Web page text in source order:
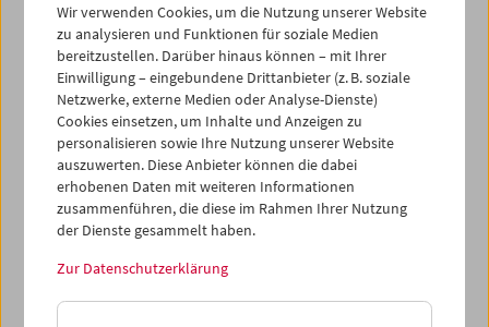
Viennale im Filmmuseum
Wir verwenden Cookies, um die Nutzung unserer Website
zu analysieren und Funktionen für soziale Medien
bereitzustellen. Darüber hinaus können – mit Ihrer
Einwilligung – eingebundene Drittanbieter (z. B. soziale
Netzwerke, externe Medien oder Analyse-Dienste)
Cookies einsetzen, um Inhalte und Anzeigen zu
personalisieren sowie Ihre Nutzung unserer Website
auszuwerten. Diese Anbieter können die dabei
erhobenen Daten mit weiteren Informationen
zusammenführen, die diese im Rahmen Ihrer Nutzung
der Dienste gesammelt haben.
Zur Datenschutzerklärung